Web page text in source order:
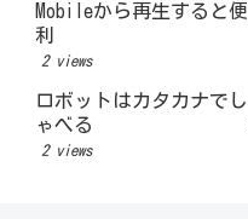
Mobileから再生すると便
利
2 views
ロボットはカタカナでし
ゃべる
2 views